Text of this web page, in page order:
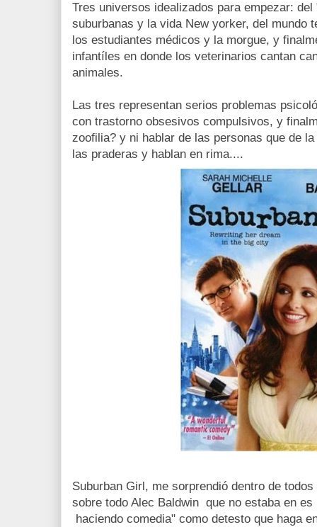
Tres universos idealizados para empezar:
suburbanas y la vida New yorker, del mundo
los estudiantes médicos y la morgue, y
infantíles en donde los veterinarios cantan
animales.
Las tres representan serios problemas
con trastorno obsesivos compulsivos, y
zoofilia? y ni hablar de las personas que de
las praderas y hablan en rima....
Suburban Girl, me sorprendió dentro de
sobre todo Alec Baldwin que no estaba en es
haciendo comedia" como detesto que haga